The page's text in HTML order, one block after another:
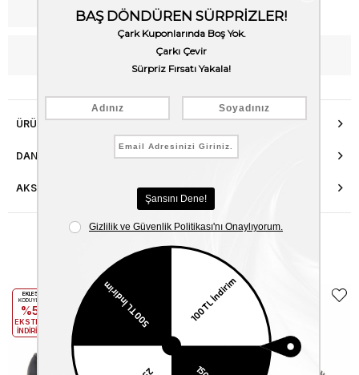
Kargo Bedava
WhatsApp’tan Bilgi Al
ÜRÜN ÖZELLIKLERI
DANIŞMA HATTI
AKSESUAR ONARIMI
Benzer Ürünler
EKLE5
KODUYLA
%5
EKSTRA
İNDİRİM
EKLE5
KODUYLA
%5
EKSTRA